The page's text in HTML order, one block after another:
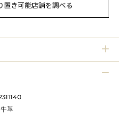
置き可能店舗を調べる
革